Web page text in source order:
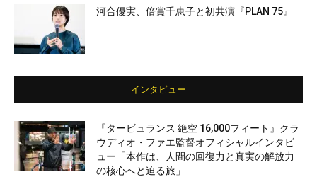
河合優実、倍賞千恵子と初共演『PLAN 75』
インタビュー
『タービュランス 絶空 16,000フィート』クラ
ウディオ・ファエ監督オフィシャルインタビ
ュー「本作は、人間の回復力と真実の解放力
の核心へと迫る旅」